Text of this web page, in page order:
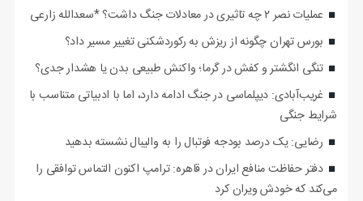
عملیات نصر ۲ چه تاثیری در معادلات جنگ داشت؟ *سعدالله زارعی
بورس تهران چگونه از ریزش به رکوردشکنی تغییر مسیر داد؟
تنگی انگشتر و کفش در گرما؛ واکنش طبیعی بدن یا هشدار جدی؟
غریب‌آبادی: دیپلماسی در جنگ ادامه دارد، اما با ادبیاتی متناسب با
شرایط جنگی
رضایی: یک درصد بودجه فوتبال را به والیبال نشسته بدهید
دفتر حفاظت منافع ایران در قاهره: ترامپ اکنون التماس توافقی را
می‌کند که خودش ویران کرد